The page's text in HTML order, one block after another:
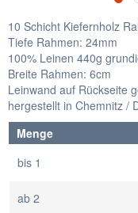
10 Schicht Kiefernholz
Tiefe Rahmen: 24mm
100% Leinen 440g
Breite Rahmen: 6cm
Leinwand auf Rückseite
hergestellt in Chemnitz /
Menge
bis 1
ab 2